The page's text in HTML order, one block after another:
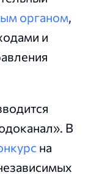
органом,
и
В
на